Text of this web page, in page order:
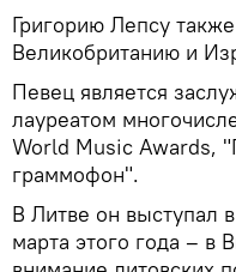
Григорию Лепсу
Великобританию и
Певец является
лауреатом
World Music Awards,
граммофон".
В Литве он выступал
марта этого года – в